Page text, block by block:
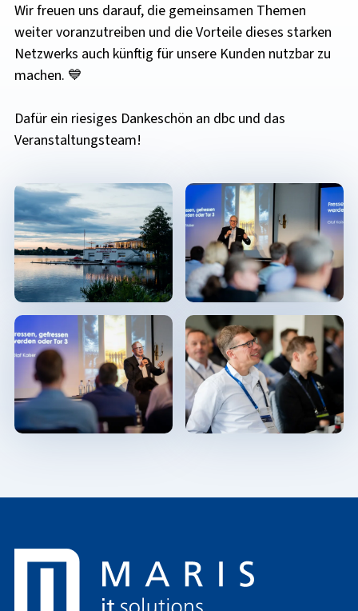
Wir freuen uns darauf, die gemeinsamen Themen
weiter voranzutreiben und die Vorteile dieses starken
Netzwerks auch künftig für unsere Kunden nutzbar zu
machen. 💙
Dafür ein riesiges Dankeschön an dbc und das
Veranstaltungsteam!